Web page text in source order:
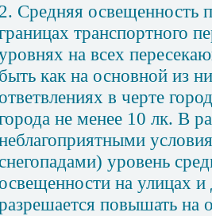
2. Средняя освещенность
транспортного
на всех
быть как на основной из
в черте
не менее 10 лк. В
уровень
на улицах
повышать на